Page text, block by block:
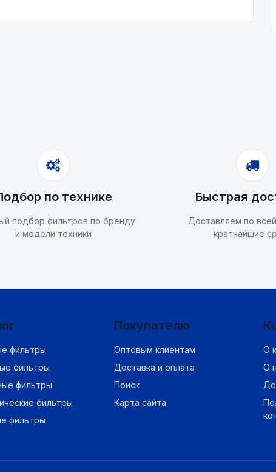
по технике
подбор фильтров по бренду
и модели техники
Быстрая
Доставляем по
кратчайшие
фильтры
фильтры
фильтры
фильтры
фильтры
Покупателю
Оптовым клиентам
Доставка и оплата
Поиск
Карта сайта
О
О